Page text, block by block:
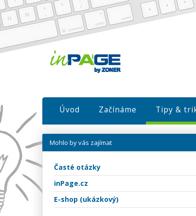
Úvod Začínáme Tipy &
Mohlo by vás zajímat
Časté otázky
inPage.cz
E-shop (ukázkový)